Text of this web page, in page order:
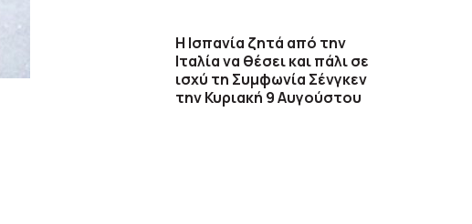
H Ισπανία ζητά από την
Ιταλία να θέσει και πάλι σε
ισχύ τη Συμφωνία Σένγκεν
την Κυριακή 9 Αυγούστου